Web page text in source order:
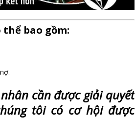
thể bao gồm:
cần được giải quyết
tôi có cơhội được